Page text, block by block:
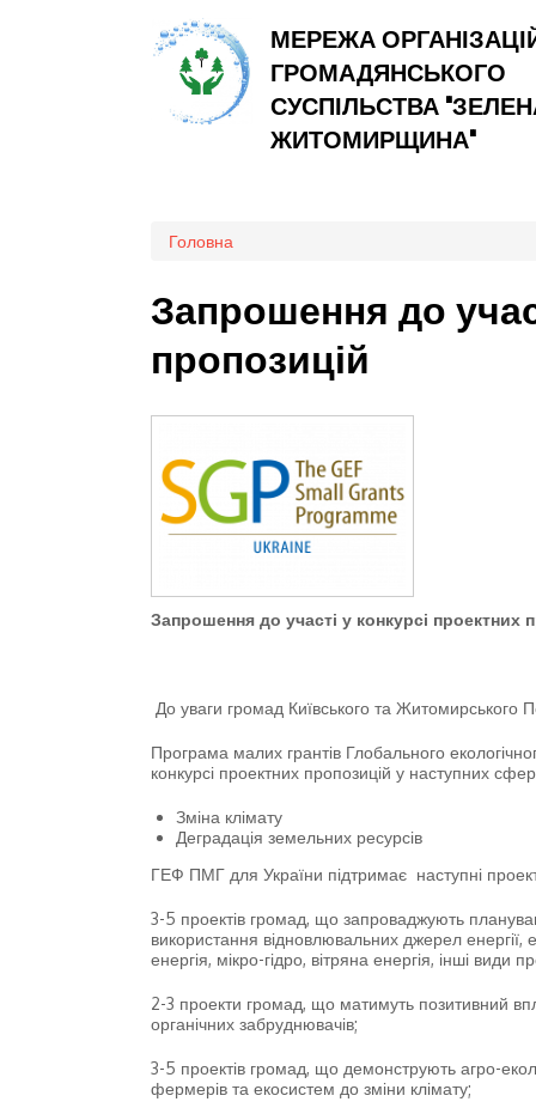
МЕРЕЖА
ГРОМАДЯНСЬКОГО
СУСПІЛЬСТВА
ЖИТОМИРЩИНА"
Ви є тут
Головна
Запрошення до
пропозицій
Запрошення до участі у конкурсі
До уваги громад Київського та
Програма малих грантів Глобального
конкурсі проектних пропозицій у наступних
Зміна клімату
Деградація земельних ресурсів
ГЕФ ПМГ для України підтримає наступні
3-5 проектів громад, що запроваджують
використання відновлювальних джерел енергії,
енергія, мікро-гідро, вітряна енергія, інші види
2-3 проекти громад, що матимуть позитивний
органічних забруднювачів;
3-5 проектів громад, що демонструють агро-
фермерів та екосистем до зміни клімату;